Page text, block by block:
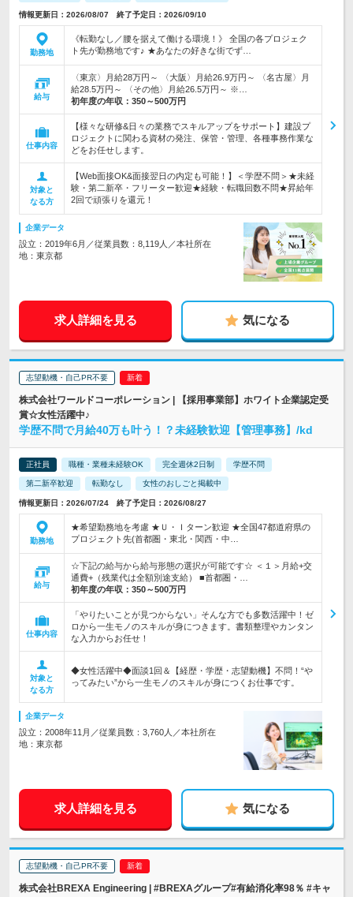
情報更新日：2026/08/07 終了予定日：2026/09/10
勤務地
《転勤なし／腰を据えて働ける環境！》 全国の各プロジェク
ト先が勤務地です♪ ★あなたの好きな街でず…
給与
〈東京〉月給28万円～ 〈大阪〉月給26.9万円～ 〈名古屋〉月
給28.5万円～ 〈その他〉月給26.5万円～ ※…
初年度の年収： 350～500万円
仕事内容
【様々な研修&日々の業務でスキルアップをサポート】建設プ
ロジェクトに関わる資材の発注、保管・管理、各種事務作業な
どをお任せします。
対象と
なる方
【Web面接OK&面接翌日の内定も可能！】＜学歴不問＞★未経
験・第二新卒・フリーター歓迎★経験・転職回数不問★昇給年
2回で頑張りを還元！
企業データ
設立：2019年6月／従業員数：8,119人／本社所在
地：東京都
求人詳細を見る 気になる
志望動機・自己PR不要
株式会社ワールドコーポレーション | 【採用事業部】ホワイト企業認定受
賞☆女性活躍中♪
学歴不問で月給40万も叶う！？未経験歓迎【管理事務】/kd
正社員 職種・業種未経験OK 完全週休2日制 学歴不問
第二新卒歓迎 転勤なし 女性のおしごと掲載中
情報更新日：2026/07/24 終了予定日：2026/08/27
勤務地
★希望勤務地を考慮 ★Ｕ・Ｉターン歓迎 ★全国47都道府県の
プロジェクト先(首都圏・東北・関西・中…
給与
☆下記の給与から給与形態の選択が可能です☆ ＜１＞月給+交
通費+（残業代は全額別途支給） ■首都圏・…
初年度の年収： 350～500万円
仕事内容
「やりたいことが見つからない」そんな方でも多数活躍中！ゼ
ロから一生モノのスキルが身につきます。書類整理やカンタン
な入力からお任せ！
対象と
なる方
◆女性活躍中◆面談1回＆【経歴・学歴・志望動機】不問！“や
ってみたい”から一生モノのスキルが身につくお仕事です。
企業データ
設立：2008年11月／従業員数：3,760人／本社所在
地：東京都
求人詳細を見る 気になる
志望動機・自己PR不要
株式会社BREXA Engineering | #BREXAグループ#有給消化率98％ #キャ